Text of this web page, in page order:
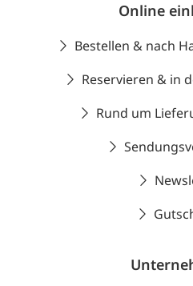
Online
Bestellen & nach
Reservieren & in
Rund um